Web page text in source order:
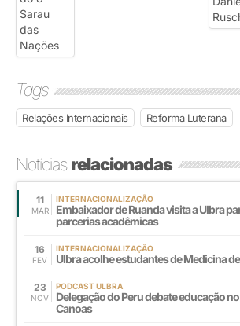
Tags
Relações Internacionais Reforma Luterana
Notíciasrelacionadas
11
MAR
INTERNACIONALIZAÇÃO
Embaixador de Ruanda visita a Ulbra
parcerias acadêmicas
16
FEV
INTERNACIONALIZAÇÃO
Ulbra acolhe estudantes de Medicina
23
NOV
PODCAST ULBRA
Delegação do Peru debate educação
Canoas